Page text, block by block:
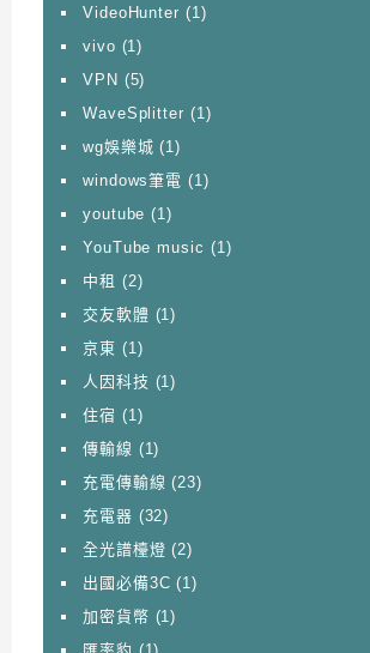
VideoHunter (1)
vivo (1)
VPN (5)
WaveSplitter (1)
wg娛樂城 (1)
windows筆電 (1)
youtube (1)
YouTube music (1)
中租 (2)
交友軟體 (1)
京東 (1)
人因科技 (1)
住宿 (1)
傳輸線 (1)
充電傳輸線 (23)
充電器 (32)
全光譜檯燈 (2)
出國必備3C (1)
加密貨幣 (1)